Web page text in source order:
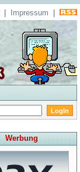
Impressum
Werbung